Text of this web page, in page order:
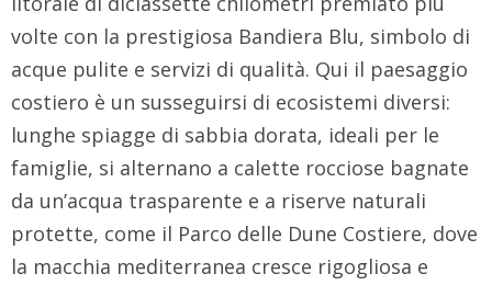
volte con la prestigiosa Bandiera Blu, simbolo di
acque pulite e servizi di qualità. Qui il paesaggio
costiero è un susseguirsi di ecosistemi diversi:
lunghe spiagge di sabbia dorata, ideali per le
famiglie, si alternano a calette rocciose bagnate
da un’acqua trasparente e a riserve naturali
protette, come il Parco delle Dune Costiere, dove
la macchia mediterranea cresce rigogliosa e